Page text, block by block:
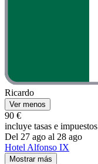
Ricardo
Ver menos
90 €
incluye tasas e impuestos
Del 27 ago al 28 ago
Hotel Alfonso IX
Mostrar más